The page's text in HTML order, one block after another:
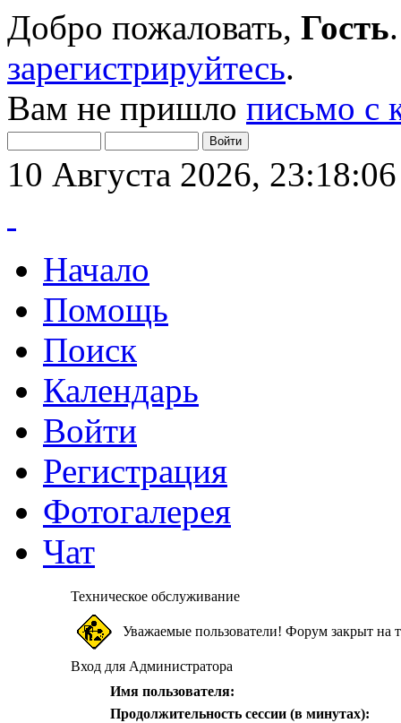
Добро пожаловать, Гость
зарегистрируйтесь.
Вам не пришло письмо с
10 Августа 2026, 23:18:06
Начало
Помощь
Поиск
Календарь
Войти
Регистрация
Фотогалерея
Чат
Техническое обслуживание
Уважаемые пользователи! Форум закрыт на
Вход для Администратора
Имя пользователя:
Продолжительность сессии (в минутах):